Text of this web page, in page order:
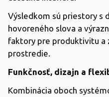
Výsledkom sú priestory s
hovoreného slova a
faktory pre produktivitu a
prostredie.
Funkčnosť, dizajn a
Kombinácia oboch